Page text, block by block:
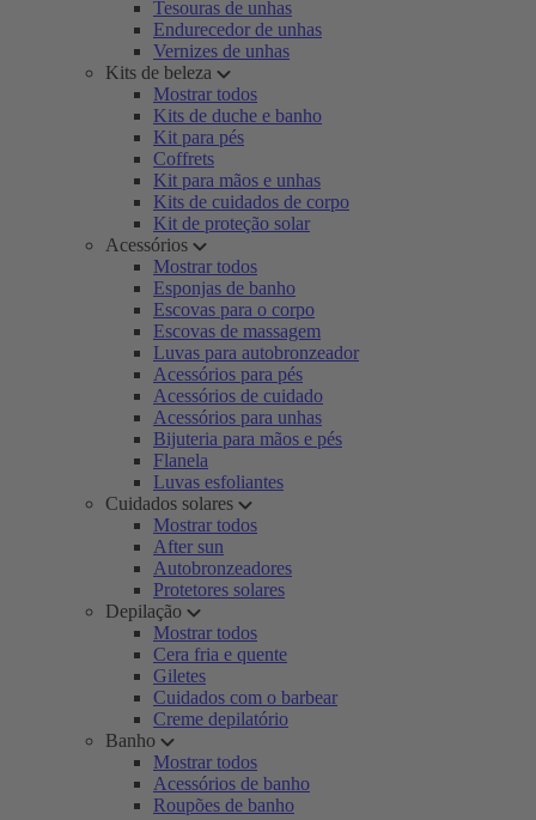
Tesouras de unhas
Endurecedor de unhas
Vernizes de unhas
Kits de beleza
Mostrar todos
Kits de duche e banho
Kit para pés
Coffrets
Kit para mãos e unhas
Kits de cuidados de corpo
Kit de proteção solar
Acessórios
Mostrar todos
Esponjas de banho
Escovas para o corpo
Escovas de massagem
Luvas para autobronzeador
Acessórios para pés
Acessórios de cuidado
Acessórios para unhas
Bijuteria para mãos e pés
Flanela
Luvas esfoliantes
Cuidados solares
Mostrar todos
After sun
Autobronzeadores
Protetores solares
Depilação
Mostrar todos
Cera fria e quente
Giletes
Cuidados com o barbear
Creme depilatório
Banho
Mostrar todos
Acessórios de banho
Roupões de banho